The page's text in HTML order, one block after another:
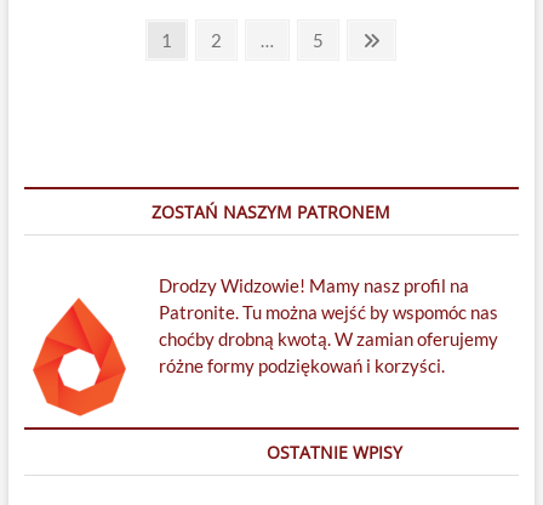
Stronicowanie
Page
1 Page
2 … Page
5
ZOSTAŃ NASZYM PATRONEM
Drodzy Widzowie! Mamy nasz profil na
Patronite. Tu można wejść by wspomóc nas
choćby drobną kwotą. W zamian oferujemy
różne formy podziękowań i korzyści.
OSTATNIE WPISY